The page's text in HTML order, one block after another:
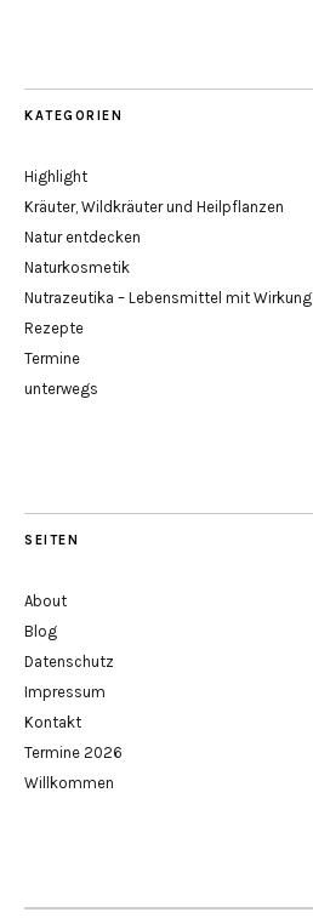
KATEGORIEN
Highlight
Kräuter, Wildkräuter und Heilpflanzen
Natur entdecken
Naturkosmetik
Nutrazeutika – Lebensmittel mit Wirkung
Rezepte
Termine
unterwegs
SEITEN
About
Blog
Datenschutz
Impressum
Kontakt
Termine 2026
Willkommen